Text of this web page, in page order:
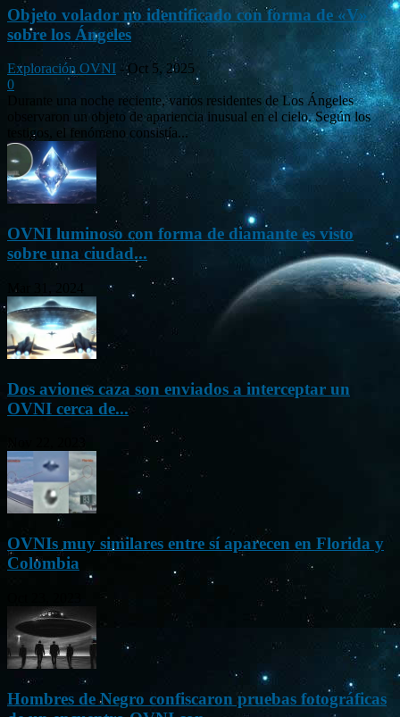
Objeto volador no identificado con forma de «V»
sobre los Ángeles
Exploración OVNI - Oct 5, 2025
0
Durante una noche reciente, varios residentes de Los Ángeles
observaron un objeto de apariencia inusual en el cielo. Según los
testigos, el fenómeno consistía...
OVNI luminoso con forma de diamante es visto
sobre una ciudad...
Mar 31, 2024
Dos aviones caza son enviados a interceptar un
OVNI cerca de...
OVNIs muy similares entre sí aparecen en Florida y
Colombia
Hombres de Negro confiscaron pruebas fotográficas